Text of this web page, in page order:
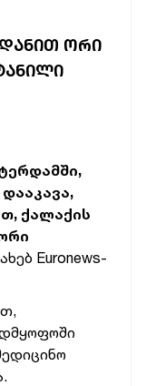
ᲝᲠᲘ
ქალაქის
Euronews-